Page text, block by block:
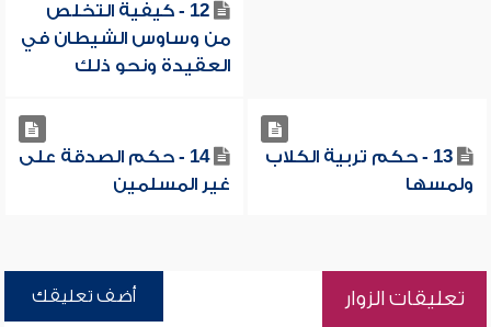
12 - كيفية التخلص
من وساوس الشيطان في
العقيدة ونحو ذلك
13 - حكم تربية الكلاب
ولمسها
14 - حكم الصدقة على
غير المسلمين
تعليقات الزوار أضف تعليقك